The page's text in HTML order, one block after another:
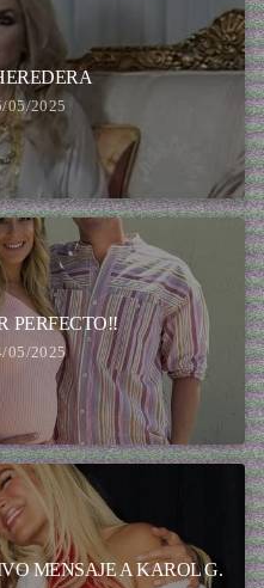
05/2025
PERFECTO!!
05/2025
MENSAJE A KAROL G.